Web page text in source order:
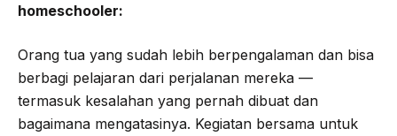
homeschooler:
Orang tua yang sudah lebih berpengalaman dan bisa
berbagi pelajaran dari perjalanan mereka —
termasuk kesalahan yang pernah dibuat dan
bagaimana mengatasinya. Kegiatan bersama untuk